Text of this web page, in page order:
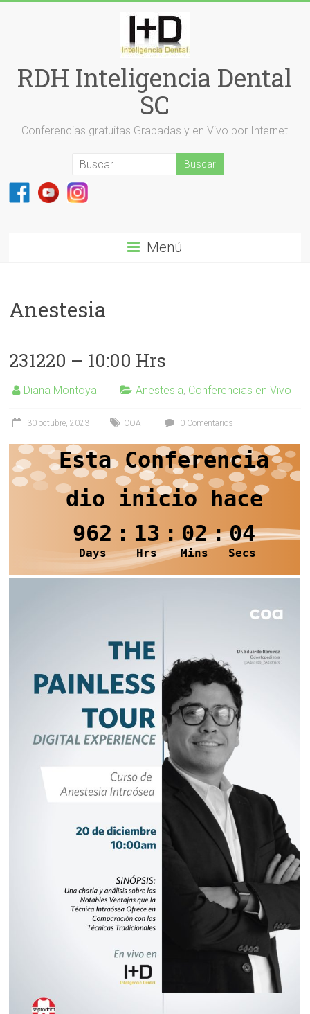
RDH Inteligencia Dental
SC
Conferencias gratuitas Grabadas y en Vivo por Internet
Menú
Anestesia
231220 – 10:00 Hrs
Diana Montoya Anestesia, Conferencias en Vivo
30 octubre, 2023 COA 0 Comentarios